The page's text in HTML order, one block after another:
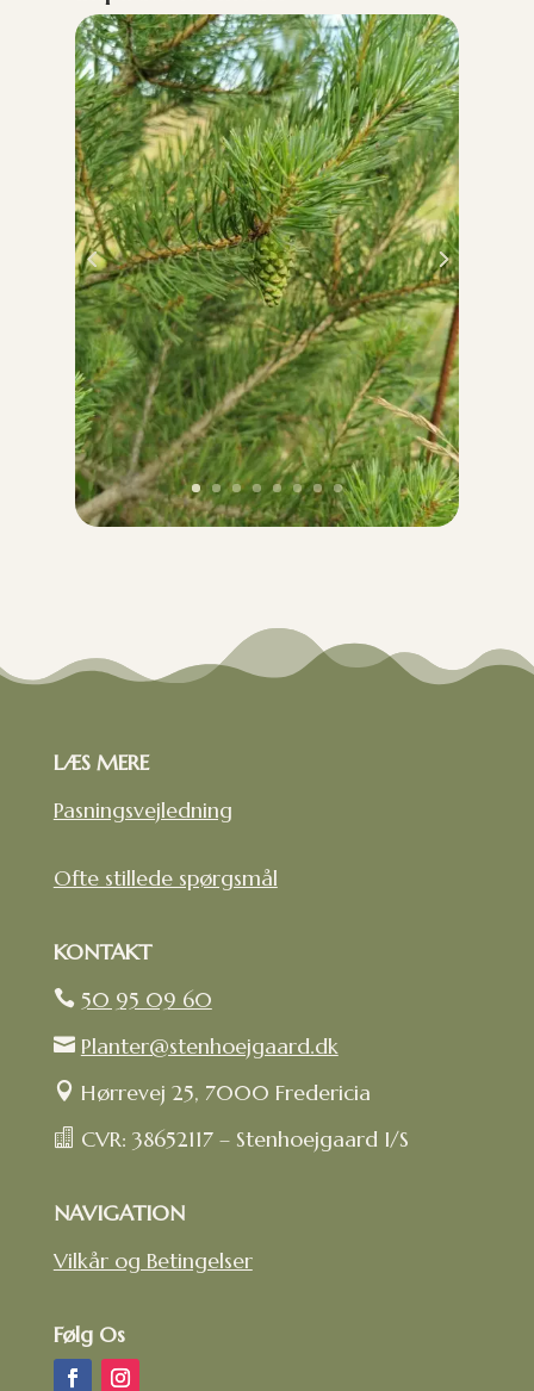
LÆS MERE
Pasningsvejledning
Ofte stillede spørgsmål
KONTAKT
 50 95 09 60
 Planter@stenhoejgaard.dk
 Hørrevej 25, 7000 Fredericia
 CVR: 38652117 – Stenhoejgaard I/S
NAVIGATION
Vilkår og Betingelser
Følg Os